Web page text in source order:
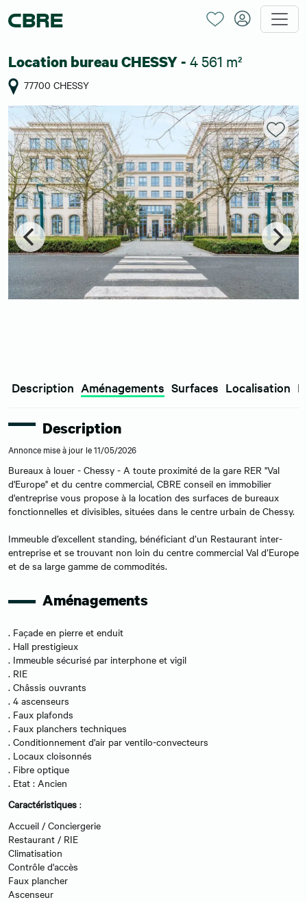
Location bureau CHESSY - 4 561 m²
77700 CHESSY
Description Aménagements Surfaces Localisation
Description
Annonce mise à jour le 11/05/2026
Bureaux à louer - Chessy - A toute proximité de la gare RER "Val
d'Europe" et du centre commercial, CBRE conseil en immobilier
d'entreprise vous propose à la location des surfaces de bureaux
fonctionnelles et divisibles, situées dans le centre urbain de Chessy.
Immeuble d’excellent standing, bénéficiant d’un Restaurant inter-
entreprise et se trouvant non loin du centre commercial Val d’Europe
et de sa large gamme de commodités.
Aménagements
. Façade en pierre et enduit
. Hall prestigieux
. Immeuble sécurisé par interphone et vigil
. RIE
. Châssis ouvrants
. 4 ascenseurs
. Faux plafonds
. Faux planchers techniques
. Conditionnement d'air par ventilo-convecteurs
. Locaux cloisonnés
. Fibre optique
. Etat : Ancien
Caractéristiques :
Accueil / Conciergerie
Restaurant / RIE
Climatisation
Contrôle d'accès
Faux plancher
Ascenseur